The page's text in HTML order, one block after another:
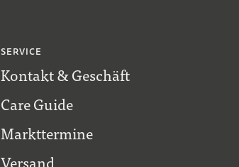
SERVICE
Kontakt & Geschäft
Care Guide
Markttermine
Versand